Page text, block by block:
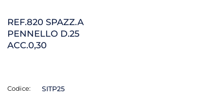
REF.820 SPAZZ.A
PENNELLO D.25
ACC.0,30
Codice: SITP25